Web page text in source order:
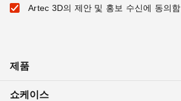
Artec 3D의 제안 및 홍보 수신에 동의함
제품
쇼케이스